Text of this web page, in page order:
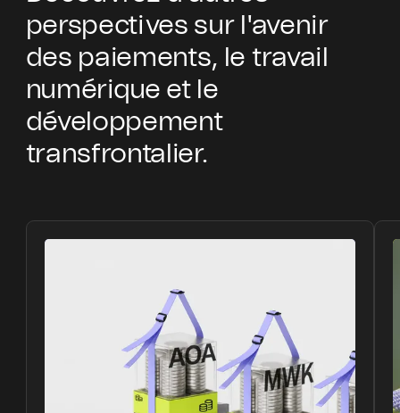
perspectives sur l'avenir
des paiements, le travail
numérique et le
développement
transfrontalier.